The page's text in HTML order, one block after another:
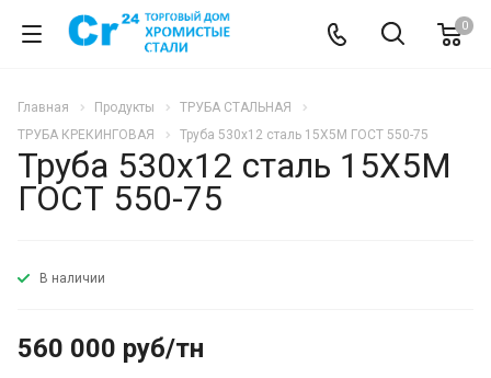
0
Главная Продукты
ТРУБА СТАЛЬНАЯ
ТРУБА КРЕКИНГОВАЯ
Труба 530х12 сталь 15Х5М ГОСТ 550-75
Труба 530х12 сталь 15Х5М
ГОСТ 550-75
В наличии
560 000 руб/тн